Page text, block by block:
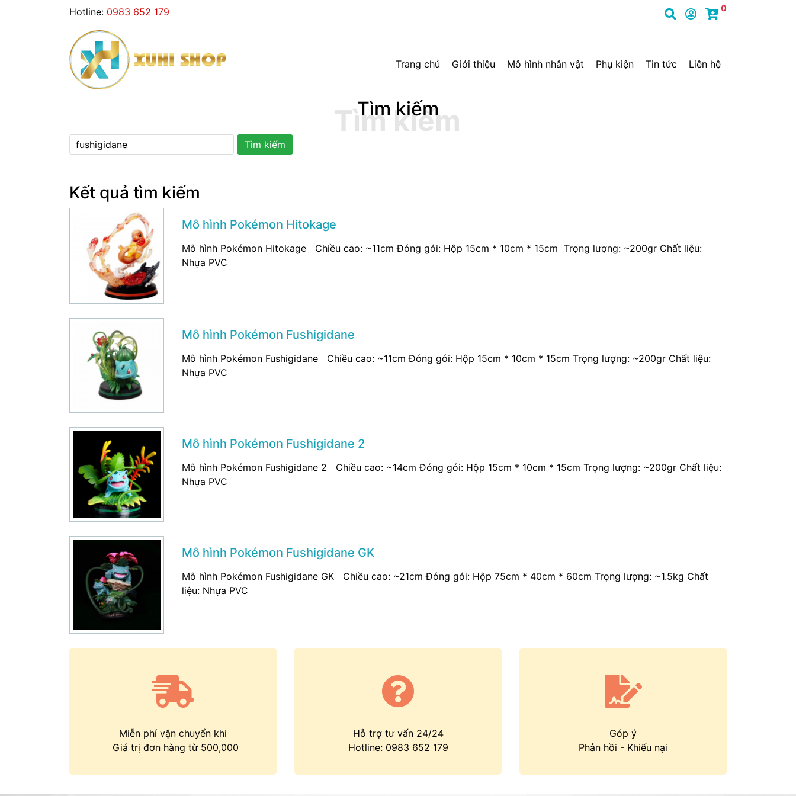
Hotline: 0983 652 179 0
Trang chủ Giới thiệu Mô hình nhân vật Phụ kiện Tin tức Liên hệ
Tìm kiếm
Tìm kiếm
Kết quả tìm kiếm
Mô hình Pokémon Hitokage
Mô hình Pokémon Hitokage Chiều cao: ~11cm Đóng gói: Hộp 15cm * 10cm * 15cm Trọng lượng: ~200gr Chất liệu:
Nhựa PVC
Mô hình Pokémon Fushigidane
Mô hình Pokémon Fushigidane Chiều cao: ~11cm Đóng gói: Hộp 15cm * 10cm * 15cm Trọng lượng: ~200gr Chất liệu:
Nhựa PVC
Mô hình Pokémon Fushigidane 2
Mô hình Pokémon Fushigidane 2 Chiều cao: ~14cm Đóng gói: Hộp 15cm * 10cm * 15cm Trọng lượng: ~200gr Chất liệu:
Nhựa PVC
Mô hình Pokémon Fushigidane GK
Mô hình Pokémon Fushigidane GK Chiều cao: ~21cm Đóng gói: Hộp 75cm * 40cm * 60cm Trọng lượng: ~1.5kg Chất
liệu: Nhựa PVC
Miễn phí vận chuyển khi
Giá trị đơn hàng từ 500,000
Hỗ trợ tư vấn 24/24
Hotline:0983 652 179
Góp ý
Phản hồi - Khiếu nại